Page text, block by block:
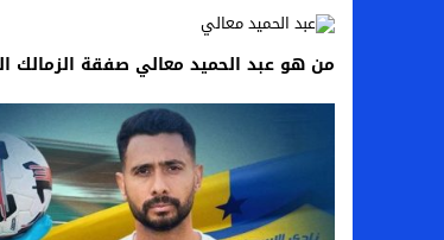
بعد فسخ عقده.. حصاد وأرقام
السيرة الذاتية للدكتورة
سامو كوستا في معسكر النصر
من هو عبد الحميد معالي صفقة الزمالك